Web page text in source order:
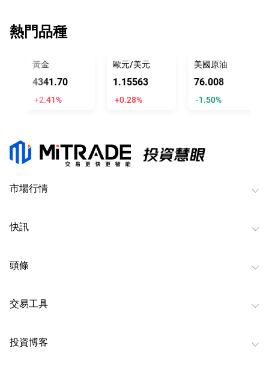
熱門品種
黃金
4341.70
+2.41%
歐元/美元
1.15563
+0.28%
美國原油
76.008
-1.50%
市場行情
快訊
頭條
交易工具
投資博客